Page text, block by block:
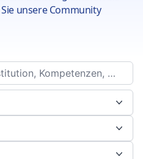
unsere Community